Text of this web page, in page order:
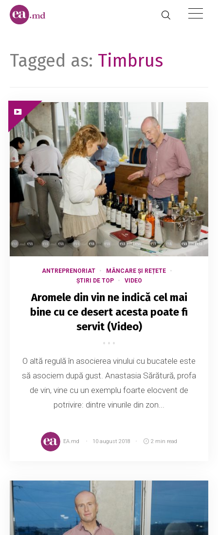
Tagged as: Timbrus
ANTREPRENORIAT
MÂNCARE ȘI REȚETE
ȘTIRI DE TOP
VIDEO
Aromele din vin ne indică cel mai
bine cu ce desert acesta poate fi
servit (Video)
O altă regulă în asocierea vinului cu bucatele este
să asociem după gust. Anastasia Sărătură, profa
de vin, vine cu un exemplu foarte elocvent de
potrivire: dintre vinurile din zon...
EA.md 10 august 2018 2 min read